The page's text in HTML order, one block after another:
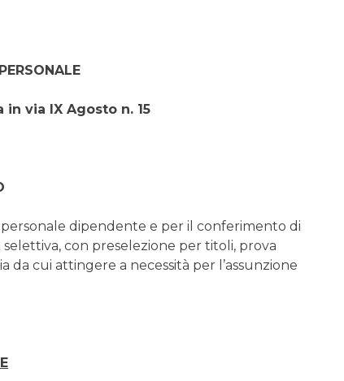
via IX Agosto n. 15
dipendente e per il conferimento di
con preselezione per titoli, prova
cui attingere a necessità per l’assunzione